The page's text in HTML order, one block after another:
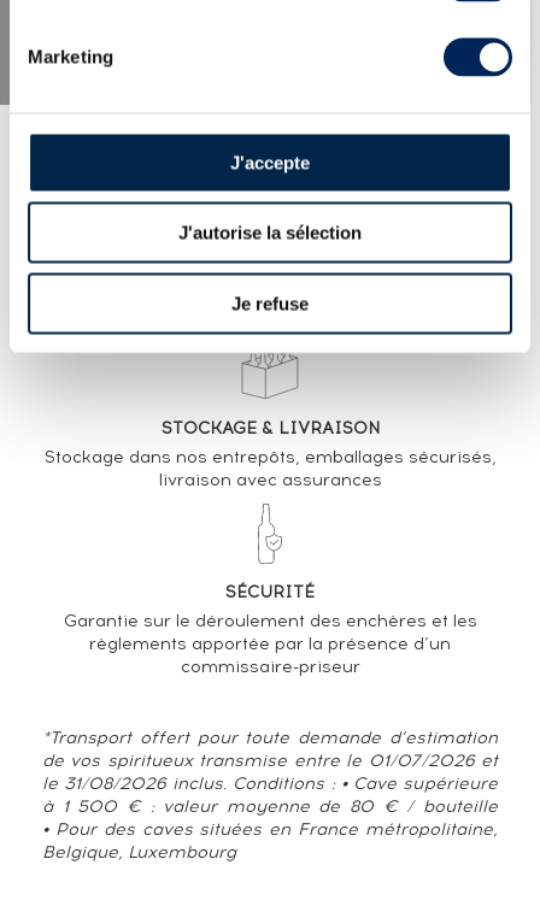
Marketing
J'accepte
J'autorise la sélection
Je refuse
EXPERTISE
100% des whiskies et spiritueux proposés
expertisés par nos spécialistes. Garantie
d’authenticité
STOCKAGE & LIVRAISON
Stockage dans nos entrepôts, emballages sécurisés,
livraison avec assurances
SÉCURITÉ
Garantie sur le déroulement des enchères et les
règlements apportée par la présence d’un
commissaire-priseur
*Transport offert pour toute demande d’estimation
de vos spiritueux transmise entre le 01/07/2026 et
le 31/08/2026 inclus. Conditions : • Cave supérieure
à 1 500 € : valeur moyenne de 80 € / bouteille
• Pour des caves situées en France métropolitaine,
Belgique, Luxembourg